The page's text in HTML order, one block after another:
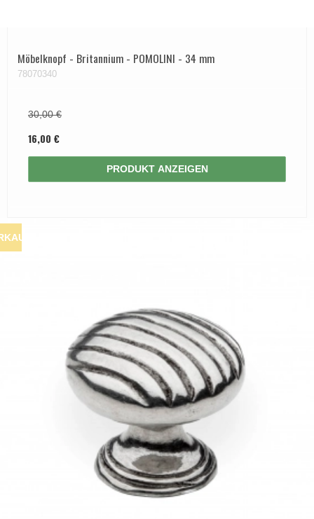
Möbelknopf - Britannium - POMOLINI - 34 mm
78070340
30,00 €
16,00 €
PRODUKT ANZEIGEN